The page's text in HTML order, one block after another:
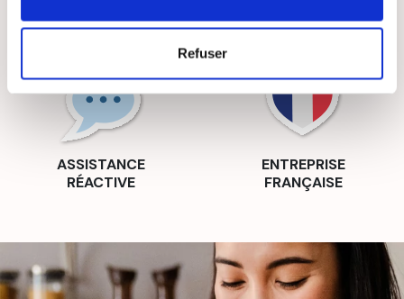
Refuser
RECETTES
SATISFAIT OU
ASSISTANCE
RÉACTIVE
ENTREPRISE
FRANÇAISE